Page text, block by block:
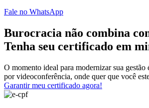
Fale no WhatsApp
Burocracia não combina
Tenha seu certificado em
O momento ideal para modernizar sua gestão
por videoconferência, onde quer que você
Garantir meu certificado agora!